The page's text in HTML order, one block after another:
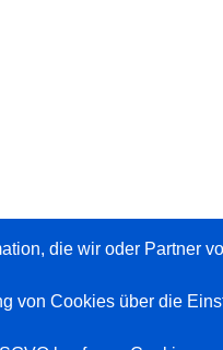
die wir oder Partner
von Cookies über die